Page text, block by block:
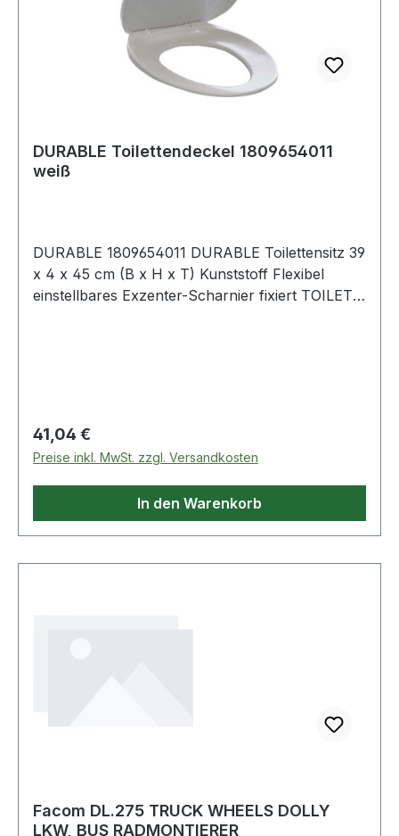
DURABLE Toilettendeckel 1809654011
weiß
DURABLE 1809654011 DURABLE Toilettensitz 39
x 4 x 45 cm (B x H x T) Kunststoff Flexibel
einstellbares Exzenter-Scharnier fixiert TOILET
Lagerung von Rohstoffen in Gewerbe und
Industrie. Farbige Deckel ermöglichen viele
Kombinationsmöglichkeiten und erleichtern die
Sortierung.
Regulärer Preis:
41,04 €
Preise inkl. MwSt. zzgl. Versandkosten
In den Warenkorb
Facom DL.275 TRUCK WHEELS DOLLY
LKW, BUS RADMONTIERER